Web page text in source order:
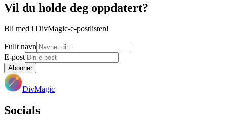
Vil du holde deg oppdatert?
Bli med i DivMagic-e-postlisten!
Fullt navn
E-post
Abonner
DivMagic
Socials